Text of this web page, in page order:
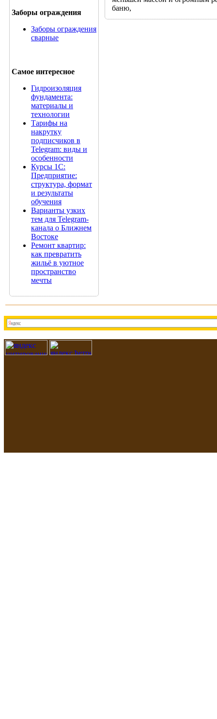
Заборы ограждения
Заборы ограждения
сварные
Самое интересное
Гидроизоляция
фундамента:
материалы и
технологии
Тарифы на
накрутку
подписчиков в
Telegram: виды и
особенности
Курсы 1С:
Предприятие:
структура, формат
и результаты
обучения
Варианты узких
тем для Telegram-
канала о Ближнем
Востоке
Ремонт квартир:
как превратить
жильё в уютное
пространство
мечты
баню,